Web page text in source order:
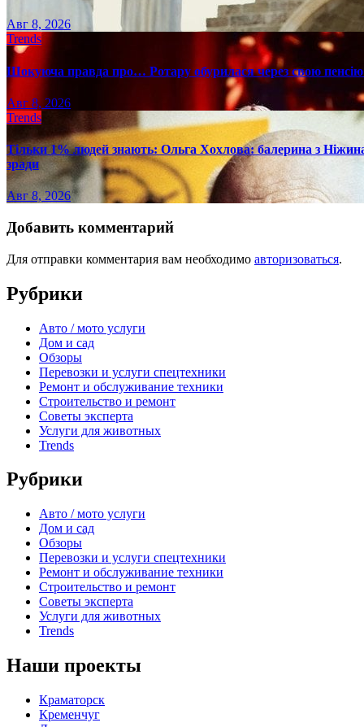
Авг 8, 2026
Trends
Шокуюча правда про… Ротару обурилася через свою
Авг 8, 2026
Trends
Тільки 1% людей знають: Ольга Хохлова: балерина з
зради
Авг 8, 2026
Добавить комментарий
Для отправки комментария вам необходимо авторизоваться.
Рубрики
Авто / мото услуги
Дом и сад
Обзоры
Перевозки и услуги спецтехники
Ремонт и обслуживание техники
Строительство и ремонт
Советы эксперта
Услуги для животных
Trends
Рубрики
Авто / мото услуги
Дом и сад
Обзоры
Перевозки и услуги спецтехники
Ремонт и обслуживание техники
Строительство и ремонт
Советы эксперта
Услуги для животных
Trends
Наши проекты
Краматорск
Кременчуг